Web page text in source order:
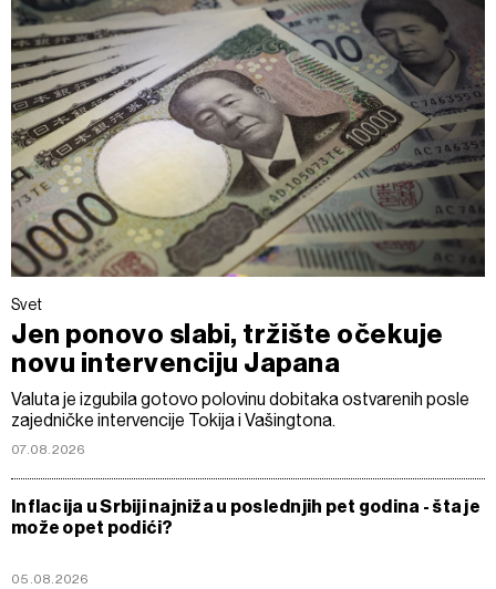
Svet
Jen ponovo slabi, tržište očekuje
novu intervenciju Japana
Valuta je izgubila gotovo polovinu dobitaka ostvarenih posle
zajedničke intervencije Tokija i Vašingtona.
07.08.2026
Inflacija u Srbiji najniža u poslednjih pet godina - šta je
može opet podići?
05.08.2026